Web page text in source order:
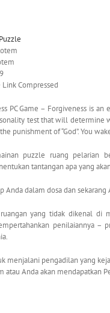
Puzzle
Compressed
PC Game – Forgiveness is
test that will determine
punishment of “God”. You
puzzle ruang pelarian
tantangan apa yang
dalam dosa dan sekarang
yang tidak dikenal di
penilaiannya
menjalani pengadilan yang
atau Anda akan mendapatkan